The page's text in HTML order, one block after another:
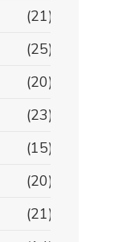
(21)
(25)
(20)
(23)
(15)
(20)
(21)